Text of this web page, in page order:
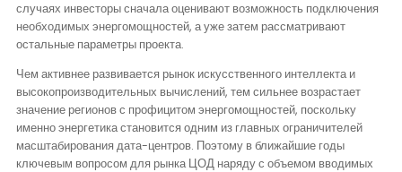
случаях инвесторы сначала оценивают возможность подключения
необходимых энергомощностей, а уже затем рассматривают
остальные параметры проекта.
Чем активнее развивается рынок искусственного интеллекта и
высокопроизводительных вычислений, тем сильнее возрастает
значение регионов с профицитом энергомощностей, поскольку
именно энергетика становится одним из главных ограничителей
масштабирования дата-центров. Поэтому в ближайшие годы
ключевым вопросом для рынка ЦОД наряду с объемом вводимых